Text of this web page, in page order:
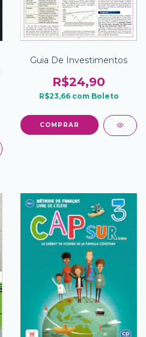
Guia De Investimentos
R$24,90
R$23,66 com Boleto